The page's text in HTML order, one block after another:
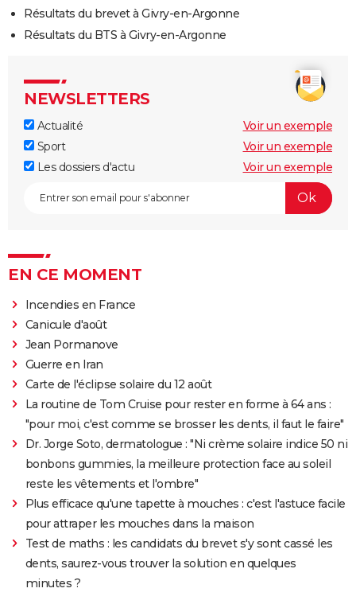
Résultats du brevet à Givry-en-Argonne
Résultats du BTS à Givry-en-Argonne
NEWSLETTERS
Actualité
Voir un exemple
Sport
Voir un exemple
Les dossiers d'actu
Voir un exemple
EN CE MOMENT
Incendies en France
Canicule d'août
Jean Pormanove
Guerre en Iran
Carte de l'éclipse solaire du 12 août
La routine de Tom Cruise pour rester en forme à 64 ans :
"pour moi, c'est comme se brosser les dents, il faut le faire"
Dr. Jorge Soto, dermatologue : "Ni crème solaire indice 50 ni
bonbons gummies, la meilleure protection face au soleil
reste les vêtements et l'ombre"
Plus efficace qu'une tapette à mouches : c'est l'astuce facile
pour attraper les mouches dans la maison
Test de maths : les candidats du brevet s'y sont cassé les
dents, saurez-vous trouver la solution en quelques
minutes ?